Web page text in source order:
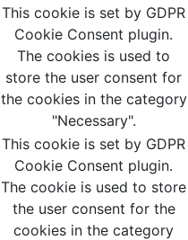
This cookie is set by GDPR
Cookie Consent plugin.
The cookies is used to
store the user consent for
the cookies in the category
"Necessary".
This cookie is set by GDPR
Cookie Consent plugin.
The cookie is used to store
the user consent for the
cookies in the category